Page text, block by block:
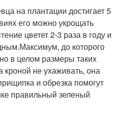
на плантации достигает 5
его можно укрощать
цветет 2-3 раза в году и
до которого
в целом размеры таких
кроной не ухаживать, она
и обрезка помогут
правильный зеленый